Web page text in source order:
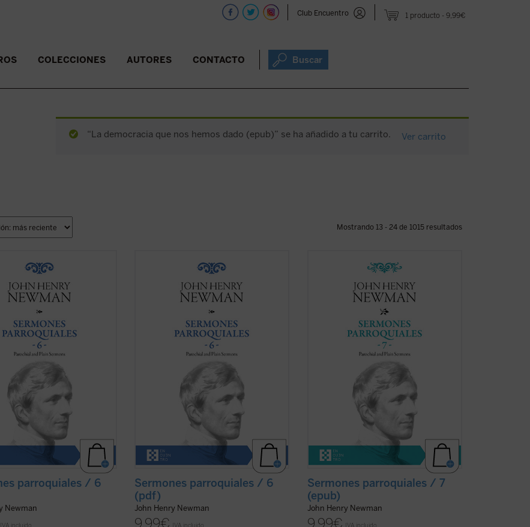
1 producto 9,99€
Club Encuentro
COLECCIONES AUTORES CONTACTO Buscar
“La democracia que nos hemos dado (epub)” se ha añadido a tu carrito. Ver carrito
Mostrando 13 - 24 de 1015 resultados
de esta sexta entrega de
a lo largo de seis años, entre
decisivo 1841. La impresión es
seleccionó con mucho
los veinticinco sermones de
...(ver ficha)
parroquiales / 6
Newman
IVA incluido
Los sermones de esta sexta entrega de
predicados a lo largo de seis años, entre
1836 y el decisivo 1841. La impresión es
que Newman seleccionó con mucho
equilibrio los veinticinco sermones de
este volumen. ...(ver ficha)
Sermones parroquiales / 6
(pdf)
John Henry Newman
9,99€ IVA incluido
En 1842, tras la aparición del sexto
terminada la publicación de la serie de
Sermones parroquiales. En esos
momentos se hallaba inmerso en el
dramático proceso interior que
culminaría con su conversión ...(ver ficha)
Sermones parroquiales / 7
(epub)
John Henry Newman
9,99€ IVA incluido